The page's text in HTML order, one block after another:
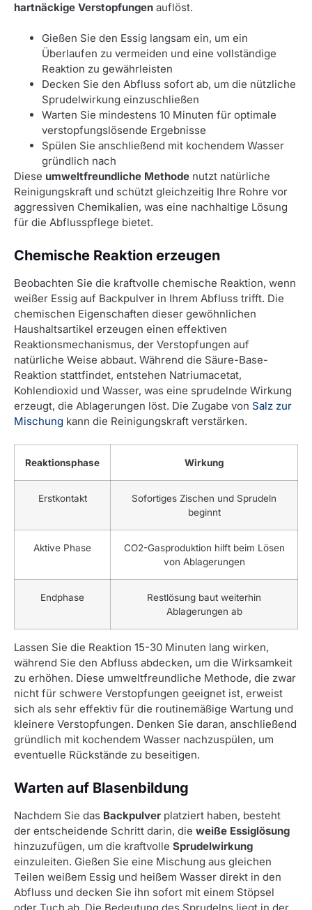
hartnäckige Verstopfungen auflöst.
Gießen Sie den Essig langsam ein, um ein
Überlaufen zu vermeiden und eine vollständige
Reaktion zu gewährleisten
Decken Sie den Abfluss sofort ab, um die nützliche
Sprudelwirkung einzuschließen
Warten Sie mindestens 10 Minuten für optimale
verstopfungslösende Ergebnisse
Spülen Sie anschließend mit kochendem Wasser
gründlich nach
Diese umweltfreundliche Methode nutzt natürliche
Reinigungskraft und schützt gleichzeitig Ihre Rohre vor
aggressiven Chemikalien, was eine nachhaltige Lösung
für die Abflusspflege bietet.
Chemische Reaktion erzeugen
Beobachten Sie die kraftvolle chemische Reaktion, wenn
weißer Essig auf Backpulver in Ihrem Abfluss trifft. Die
chemischen Eigenschaften dieser gewöhnlichen
Haushaltsartikel erzeugen einen effektiven
Reaktionsmechanismus, der Verstopfungen auf
natürliche Weise abbaut. Während die Säure-Base-
Reaktion stattfindet, entstehen Natriumacetat,
Kohlendioxid und Wasser, was eine sprudelnde Wirkung
erzeugt, die Ablagerungen löst. Die Zugabe von Salz zur
Mischung kann die Reinigungskraft verstärken.
Reaktionsphase Wirkung
Erstkontakt
Sofortiges Zischen und Sprudeln
beginnt
Aktive Phase
CO2-Gasproduktion hilft beim Lösen
von Ablagerungen
Endphase
Restlösung baut weiterhin
Ablagerungen ab
Lassen Sie die Reaktion 15-30 Minuten lang wirken,
während Sie den Abfluss abdecken, um die Wirksamkeit
zu erhöhen. Diese umweltfreundliche Methode, die zwar
nicht für schwere Verstopfungen geeignet ist, erweist
sich als sehr effektiv für die routinemäßige Wartung und
kleinere Verstopfungen. Denken Sie daran, anschließend
gründlich mit kochendem Wasser nachzuspülen, um
eventuelle Rückstände zu beseitigen.
Warten auf Blasenbildung
Nachdem Sie das Backpulver platziert haben, besteht
der entscheidende Schritt darin, die weiße Essiglösung
hinzuzufügen, um die kraftvolle Sprudelwirkung
einzuleiten. Gießen Sie eine Mischung aus gleichen
Teilen weißem Essig und heißem Wasser direkt in den
Abfluss und decken Sie ihn sofort mit einem Stöpsel
oder Tuch ab. Die Bedeutung des Sprudelns liegt in der